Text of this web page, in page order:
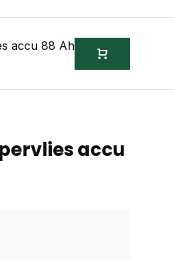
accu 88 Ah
accu